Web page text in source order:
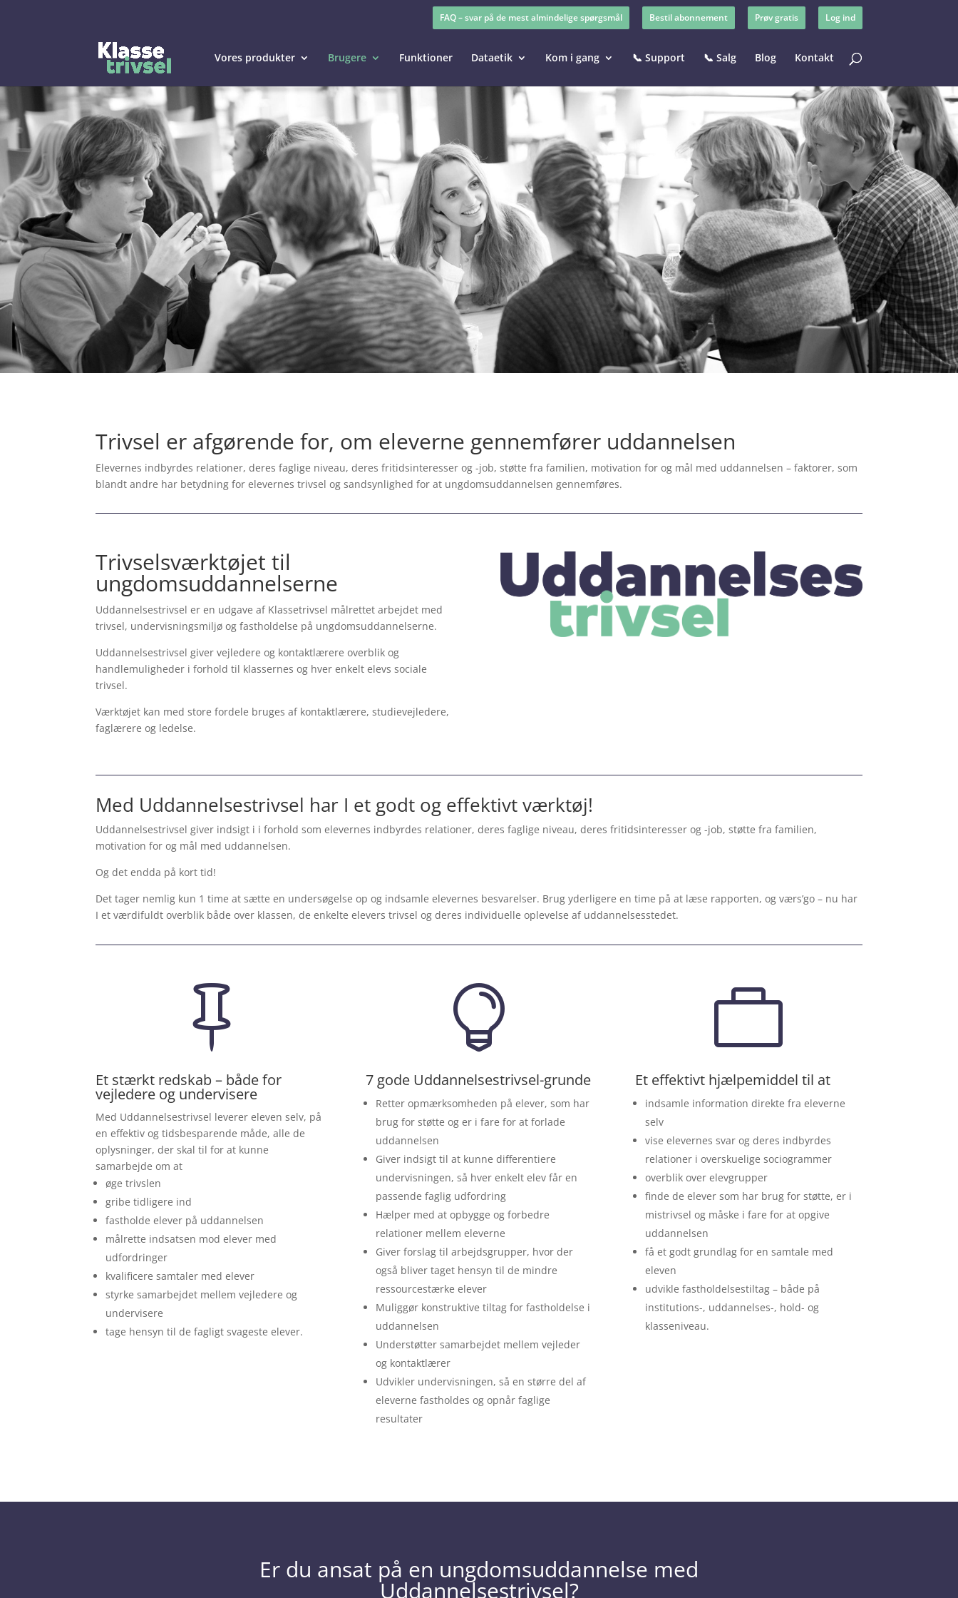
FAQ – svar på de mest almindelige spørgsmål Bestil abonnement Prøv gratis Log ind
Vores produkter Brugere Funktioner Dataetik Kom i gang 📞 Support 📞 Salg Blog Kontakt
Trivsel er afgørende for, om eleverne gennemfører uddannelsen
Elevernes indbyrdes relationer, deres faglige niveau, deres fritidsinteresser og -job, støtte fra familien, motivation for og mål med uddannelsen – faktorer, som
blandt andre har betydning for elevernes trivsel og sandsynlighed for at ungdomsuddannelsen gennemføres.
Trivselsværktøjet til
ungdomsuddannelserne
Uddannelsestrivsel er en udgave af Klassetrivsel målrettet arbejdet med
trivsel, undervisningsmiljø og fastholdelse på ungdomsuddannelserne.
Uddannelsestrivsel giver vejledere og kontaktlærere overblik og
handlemuligheder i forhold til klassernes og hver enkelt elevs sociale
trivsel.
Værktøjet kan med store fordele bruges af kontaktlærere, studievejledere,
faglærere og ledelse.
Med Uddannelsestrivsel har I et godt og effektivt værktøj!
Uddannelsestrivsel giver indsigt i i forhold som elevernes indbyrdes relationer, deres faglige niveau, deres fritidsinteresser og -job, støtte fra familien,
motivation for og mål med uddannelsen.
Og det endda på kort tid!
Det tager nemlig kun 1 time at sætte en undersøgelse op og indsamle elevernes besvarelser. Brug yderligere en time på at læse rapporten, og værs’go – nu har
I et værdifuldt overblik både over klassen, de enkelte elevers trivsel og deres individuelle oplevelse af uddannelsesstedet.

Et stærkt redskab – både for
vejledere og undervisere
Med Uddannelsestrivsel leverer eleven selv, på
en effektiv og tidsbesparende måde, alle de
oplysninger, der skal til for at kunne
samarbejde om at
øge trivslen
gribe tidligere ind
fastholde elever på uddannelsen
målrette indsatsen mod elever med
udfordringer
kvalificere samtaler med elever
styrke samarbejdet mellem vejledere og
undervisere
tage hensyn til de fagligt svageste elever.

7 gode Uddannelsestrivsel-grunde
Retter opmærksomheden på elever, som har
brug for støtte og er i fare for at forlade
uddannelsen
Giver indsigt til at kunne differentiere
undervisningen, så hver enkelt elev får en
passende faglig udfordring
Hælper med at opbygge og forbedre
relationer mellem eleverne
Giver forslag til arbejdsgrupper, hvor der
også bliver taget hensyn til de mindre
ressourcestærke elever
Muliggør konstruktive tiltag for fastholdelse i
uddannelsen
Understøtter samarbejdet mellem vejleder
og kontaktlærer
Udvikler undervisningen, så en større del af
eleverne fastholdes og opnår faglige
resultater

Et effektivt hjælpemiddel til at
indsamle information direkte fra eleverne
selv
vise elevernes svar og deres indbyrdes
relationer i overskuelige sociogrammer
overblik over elevgrupper
finde de elever som har brug for støtte, er i
mistrivsel og måske i fare for at opgive
uddannelsen
få et godt grundlag for en samtale med
eleven
udvikle fastholdelsestiltag – både på
institutions-, uddannelses-, hold- og
klasseniveau.
Er du ansat på en ungdomsuddannelse med
Uddannelsestrivsel?